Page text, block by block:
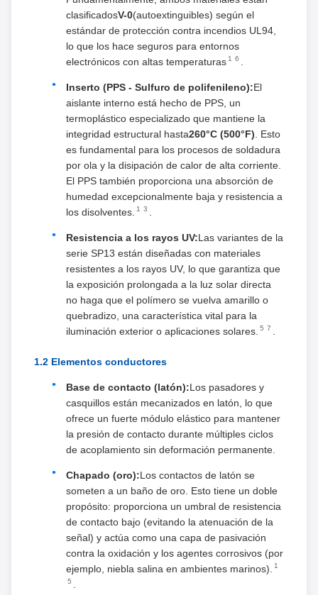
clasificadosV-0(autoextinguibles) según el
estándar de protección contra incendios UL94,
lo que los hace seguros para entornos
electrónicos con altas temperaturas 1 6
Inserto (PPS - Sulfuro de polifenileno):El
aislante interno está hecho de PPS, un
termoplástico especializado que mantiene la
integridad estructural hasta260°C (500°F) . Esto
es fundamental para los procesos de soldadura
por ola y la disipación de calor de alta corriente.
El PPS también proporciona una absorción de
humedad excepcionalmente baja y resistencia a
los disolventes.
1 3
Resistencia a los rayos UV:Las variantes de la
serie SP13 están diseñadas con materiales
resistentes a los rayos UV, lo que garantiza que
la exposición prolongada a la luz solar directa
no haga que el polímero se vuelva amarillo o
quebradizo, una característica vital para la
iluminación exterior o aplicaciones solares. 5 7
1.2 Elementos conductores
Base de contacto (latón):Los pasadores y
casquillos están mecanizados en latón, lo que
ofrece un fuerte módulo elástico para mantener
la presión de contacto durante múltiples ciclos
de acoplamiento sin deformación permanente.
Chapado (oro):Los contactos de latón se
someten a un baño de oro. Esto tiene un doble
propósito: proporciona un umbral de resistencia
de contacto bajo (evitando la atenuación de la
señal) y actúa como una capa de pasivación
contra la oxidación y los agentes corrosivos (por
ejemplo, niebla salina en ambientes marinos).
1
5